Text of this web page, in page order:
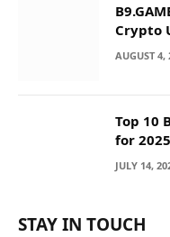
Crypto
They
AUGUST 4,
Top 10
for
Across
JULY 14,
STAY IN TOUCH